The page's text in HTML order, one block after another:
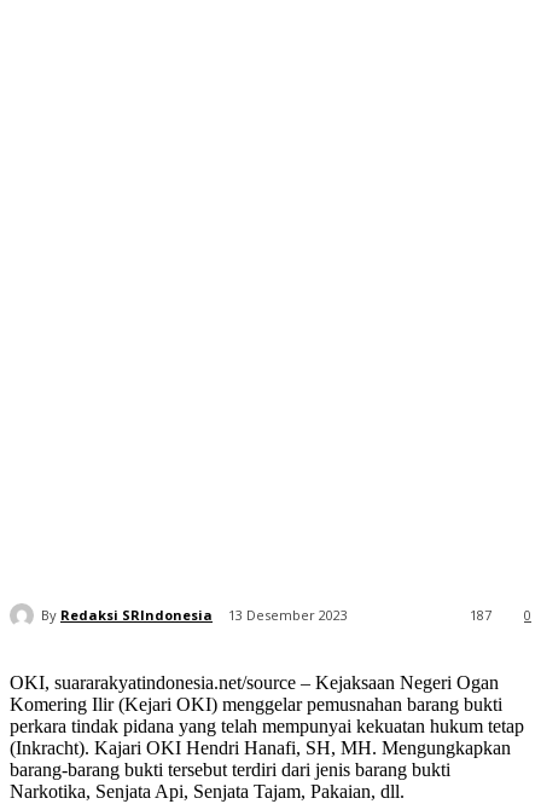
By Redaksi SRIndonesia 13 Desember 2023 0
187
OKI, suararakyatindonesia.net/source – Kejaksaan Negeri Ogan
Komering Ilir (Kejari OKI) menggelar pemusnahan barang bukti
perkara tindak pidana yang telah mempunyai kekuatan hukum tetap
(Inkracht). Kajari OKI Hendri Hanafi, SH, MH. Mengungkapkan
barang-barang bukti tersebut terdiri dari jenis barang bukti
Narkotika, Senjata Api, Senjata Tajam, Pakaian, dll.